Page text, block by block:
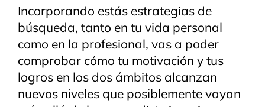
Incorporando estás estrategias de
búsqueda, tanto en tu vida personal
como en la profesional, vas a poder
comprobar cómo tu motivación y tus
logros en los dos ámbitos alcanzan
nuevos niveles que posiblemente vayan